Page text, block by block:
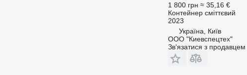
1 800 грн ≈ 35,16 €
Контейнер сміттєвий
2023
Україна, Київ
ООО "Киевспецтех"
Зв'язатися з продавцем